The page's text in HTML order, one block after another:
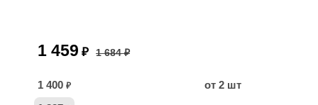
1 459 ₽ 1 684 ₽
1 400 ₽
от 2 шт